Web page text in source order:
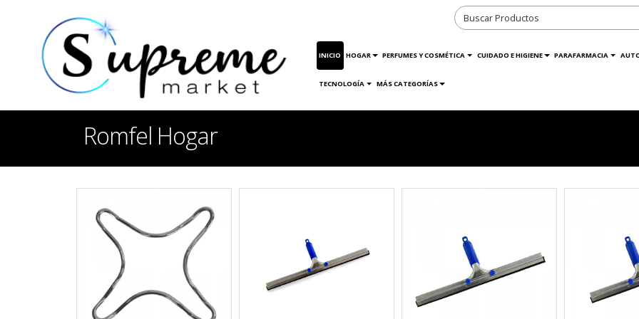
INICIO HOGAR PERFUMES Y COSMÉTICA CUIDADO E HIGIENE PARAFARMACIA
TECNOLOGÍA MÁS CATEGORÍAS
Romfel Hogar